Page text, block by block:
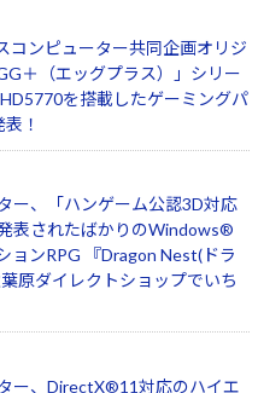
コンピューター共同企画オリジ
＋（エッグプラス）」シリー
を搭載したゲーミングパ
！
ー、「ハンゲーム公認3D対応
表されたばかりのWindows®
ョンRPG 『Dragon Nest(ドラ
原ダイレクトショップでいち
ー、DirectX®11対応のハイエ